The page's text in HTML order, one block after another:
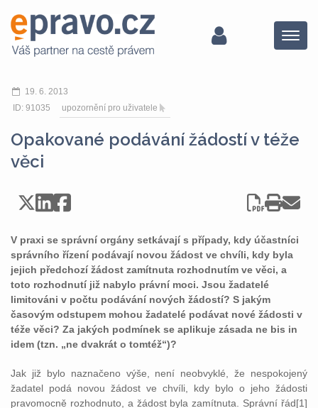
Menu
19. 6. 2013
ID: 91035
upozornění pro uživatele
Opakované podávání žádostí v téže
věci
V praxi se správní orgány setkávají s případy, kdy účastníci
správního řízení podávají novou žádost ve chvíli, kdy byla
jejich předchozí žádost zamítnuta rozhodnutím ve věci, a
toto rozhodnutí již nabylo právní moci. Jsou žadatelé
limitováni v počtu podávání nových žádostí? S jakým
časovým odstupem mohou žadatelé podávat nové žádosti v
téže věci? Za jakých podmínek se aplikuje zásada ne bis in
idem (tzn. „ne dvakrát o tomtéž“)?
Jak již bylo naznačeno výše, není neobvyklé, že nespokojený
žadatel podá novou žádost ve chvíli, kdy bylo o jeho žádosti
pravomocně rozhodnuto, a žádost byla zamítnuta. Správní řád[1]